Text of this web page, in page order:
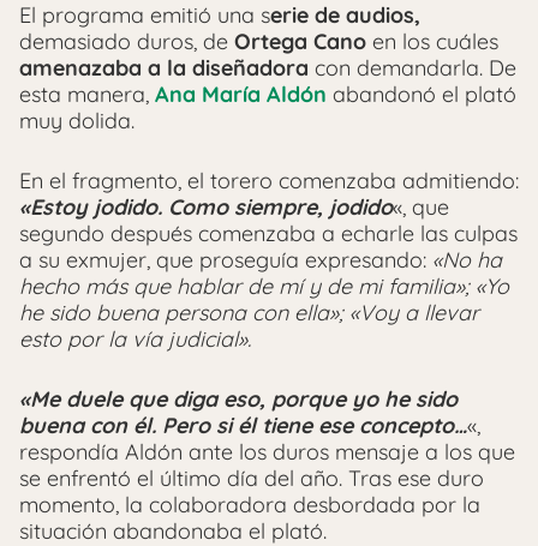
El programa emitió una serie de audios,
demasiado duros, de Ortega Cano en los cuáles
amenazaba a la diseñadora con demandarla. De
esta manera, Ana María Aldón abandonó el plató
muy dolida.
En el fragmento, el torero comenzaba admitiendo:
«Estoy jodido. Como siempre, jodido«, que
segundo después comenzaba a echarle las culpas
a su exmujer, que proseguía expresando: «No ha
hecho más que hablar de mí y de mi familia»; «Yo
he sido buena persona con ella»; «Voy a llevar
esto por la vía judicial».
«Me duele que diga eso, porque yo he sido
buena con él. Pero si él tiene ese concepto…«,
respondía Aldón ante los duros mensaje a los que
se enfrentó el último día del año. Tras ese duro
momento, la colaboradora desbordada por la
situación abandonaba el plató.